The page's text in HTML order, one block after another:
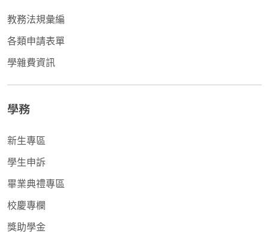
教務法規彙編
各類申請表單
學雜費資訊
學務
新生專區
學生申訴
畢業典禮專區
校慶專欄
獎助學金